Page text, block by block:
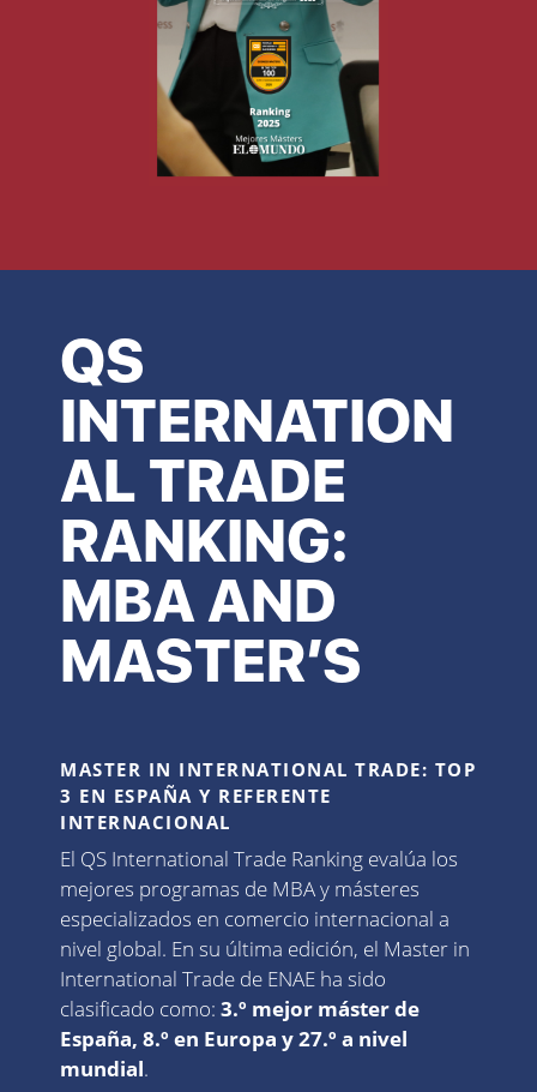
QS
INTERNATION
AL TRADE
RANKING:
MBA AND
MASTER’S
MASTER IN INTERNATIONAL TRADE: TOP
3 EN ESPAÑA Y REFERENTE
INTERNACIONAL
El QS International Trade Ranking evalúa los
mejores programas de MBA y másteres
especializados en comercio internacional a
nivel global. En su última edición, el Master in
International Trade de ENAE ha sido
clasificado como: 3.º mejor máster de
España, 8.º en Europa y 27.º a nivel
mundial.